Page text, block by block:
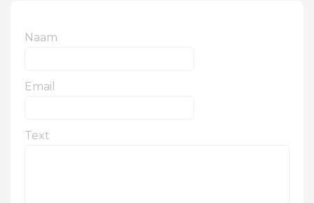
Naam
Email
Text